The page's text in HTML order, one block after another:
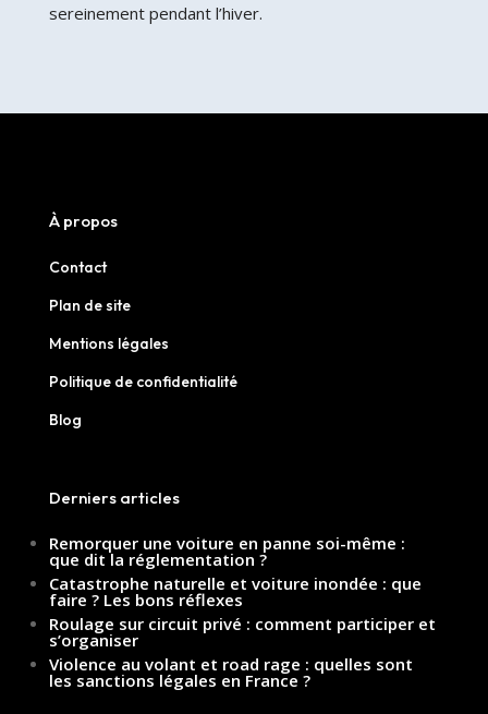
sereinement pendant l’hiver.
À propos
Contact
Plan de site
Mentions légales
Politique de confidentialité
Blog
Derniers articles
Remorquer une voiture en panne soi-même :
que dit la réglementation ?
Catastrophe naturelle et voiture inondée : que
faire ? Les bons réflexes
Roulage sur circuit privé : comment participer et
s’organiser
Violence au volant et road rage : quelles sont
les sanctions légales en France ?